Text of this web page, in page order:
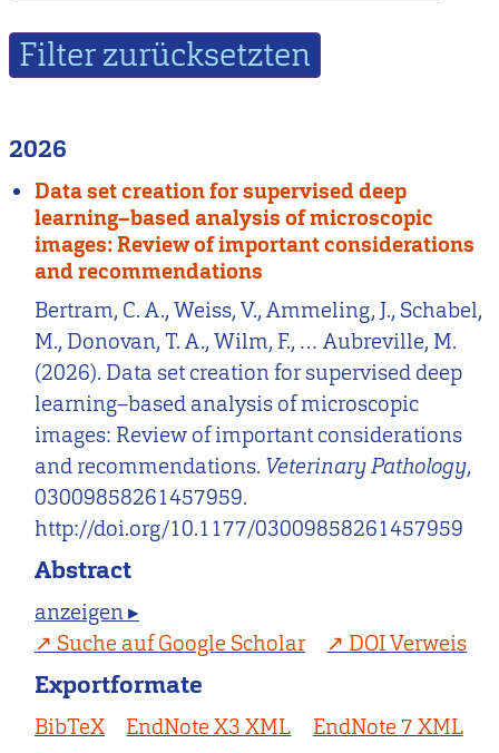
2026
Data set creation for supervised deep
learning–based analysis of microscopic
images: Review of important considerations
and recommendations
Bertram, C. A., Weiss, V., Ammeling, J., Schabel,
M., Donovan, T. A., Wilm, F., … Aubreville, M.
(2026). Data set creation for supervised deep
learning–based analysis of microscopic
images: Review of important considerations
and recommendations. Veterinary Pathology,
03009858261457959.
http://doi.org/10.1177/03009858261457959
Abstract
anzeigen ▸
Suche auf Google Scholar
DOI Verweis
Exportformate
BibTeX EndNote X3 XML
EndNote 7 XML